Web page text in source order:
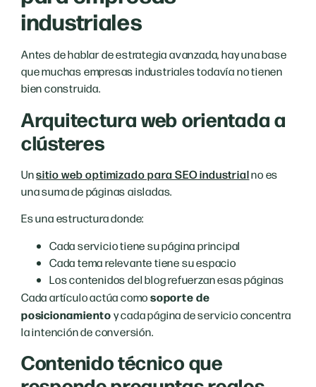
industriales
Antes de hablar de estrategia avanzada, hay una base
que muchas empresas industriales todavía no tienen
bien construida.
Arquitectura web orientada a
clústeres
Unsitio web optimizado para SEO industrialno es
una suma de páginas aisladas.
Es una estructura donde:
Cada servicio tiene su página principal
Cada tema relevante tiene su espacio
Los contenidos del blog refuerzan esas páginas
Cada artículo actúa comosoporte de
posicionamientoy cada página de servicio concentra
la intención de conversión.
Contenido técnico que